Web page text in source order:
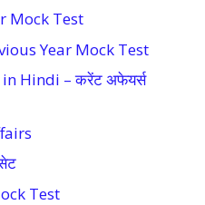
Mock Test
Year Mock Test
Hindi – करेंट अफेयर्स
Test